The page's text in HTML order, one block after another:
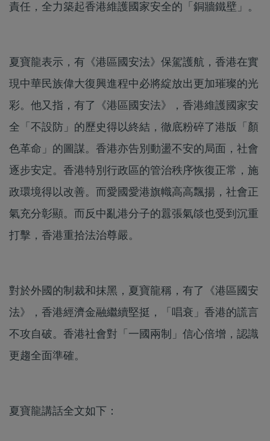
責任，全力築起香港維護國家安全的「銅牆鐵壁」。
夏寶龍表示，有《港區國安法》保駕護航，香港在實
現中華民族偉大復興進程中必將綻放出更加璀璨的光
彩。他又指，有了《港區國安法》，香港維護國家安
全「不設防」的歷史得以終結，徹底粉碎了港版「顏
色革命」的圖謀。香港亦告別動盪不安的局面，社會
逐步安定。香港特別行政區的管治秩序恢復正常，施
政環境得以改善。而愛國愛港旗幟高高飄揚，社會正
氣充分彰顯。而反中亂港分子的囂張氣燄也受到沉重
打擊，香港重拾法治尊嚴。
對於外國的制裁和抹黑，夏寶龍稱，有了《港區國安
法》，香港經濟金融繼續堅挺，「唱衰」香港的謊言
不攻自破。香港社會對「一國兩制」信心倍增，認識
更趨全面準確。
夏寶龍講話全文如下：